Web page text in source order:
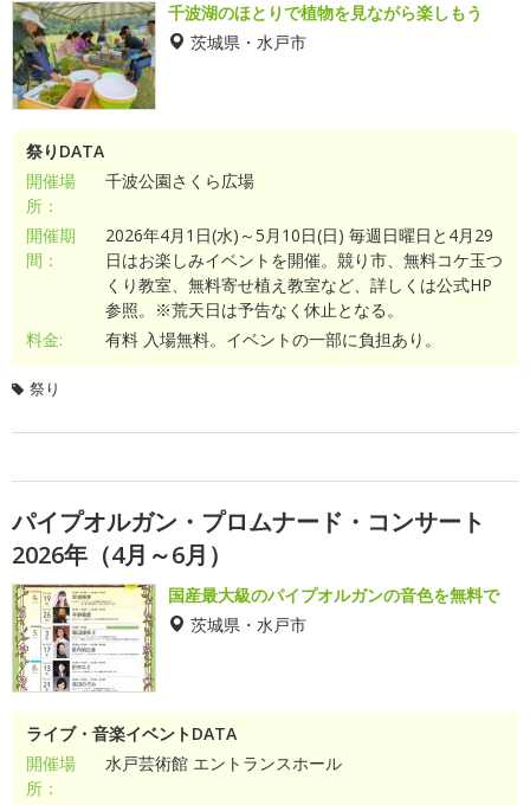
千波湖のほとりで植物を見ながら楽しもう
茨城県・水戸市
祭りDATA
開催場
所：
千波公園さくら広場
開催期
間：
2026年4月1日(水)～5月10日(日) 毎週日曜日と4月29
日はお楽しみイベントを開催。競り市、無料コケ玉つ
くり教室、無料寄せ植え教室など、詳しくは公式HP
参照。※荒天日は予告なく休止となる。
料金:
有料 入場無料。イベントの一部に負担あり。
祭り
パイプオルガン・プロムナード・コンサート
2026年（4月～6月）
国産最大級のパイプオルガンの音色を無料で
茨城県・水戸市
ライブ・音楽イベントDATA
開催場
所：
水戸芸術館 エントランスホール